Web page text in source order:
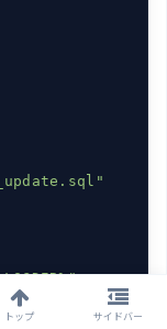
in (
'wmic os get
トップ サイドバー